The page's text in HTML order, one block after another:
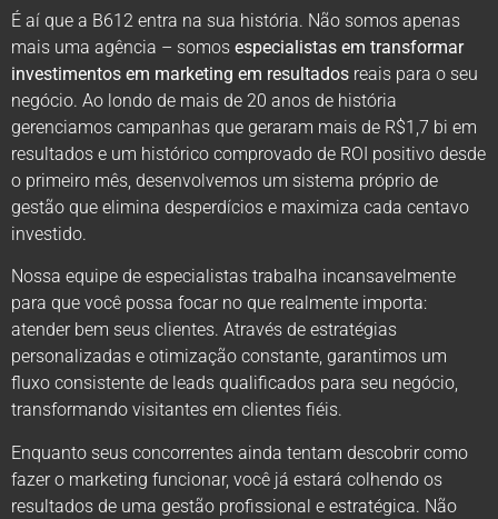
É aí que a B612 entra na sua história. Não somos apenas
mais uma agência – somos especialistas em transformar
investimentos em marketing em resultados reais para o seu
negócio. Ao londo de mais de 20 anos de história
gerenciamos campanhas que geraram mais de R$1,7 bi em
resultados e um histórico comprovado de ROI positivo desde
o primeiro mês, desenvolvemos um sistema próprio de
gestão que elimina desperdícios e maximiza cada centavo
investido.
Nossa equipe de especialistas trabalha incansavelmente
para que você possa focar no que realmente importa:
atender bem seus clientes. Através de estratégias
personalizadas e otimização constante, garantimos um
fluxo consistente de leads qualificados para seu negócio,
transformando visitantes em clientes fiéis.
Enquanto seus concorrentes ainda tentam descobrir como
fazer o marketing funcionar, você já estará colhendo os
resultados de uma gestão profissional e estratégica. Não